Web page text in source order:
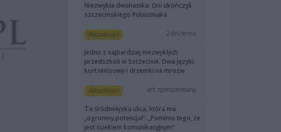
Niezwykła dwunastka. Oni ukończyli
szczecińskiego Pobożniaka
Aktualności 2 dni temu
Jedno z najbardziej niezwykłych
przedszkoli w Szczecinie. Dwa języki,
kort tenisowy i drzemki na mrozie
Aktualności art. sponsorowany
To śródmiejska ulica, która ma
„ogromny potencjał”. „Pomimo tego, że
jest ściekiem komunikacyjnym”